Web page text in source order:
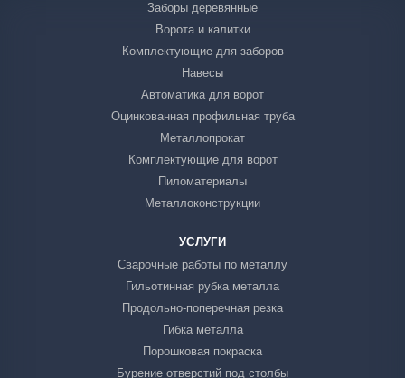
Заборы деревянные
Ворота и калитки
Комплектующие для заборов
Навесы
Автоматика для ворот
Оцинкованная профильная труба
Металлопрокат
Комплектующие для ворот
Пиломатериалы
Металлоконструкции
УСЛУГИ
Сварочные работы по металлу
Гильотинная рубка металла
Продольно-поперечная резка
Гибка металла
Порошковая покраска
Бурение отверстий под столбы